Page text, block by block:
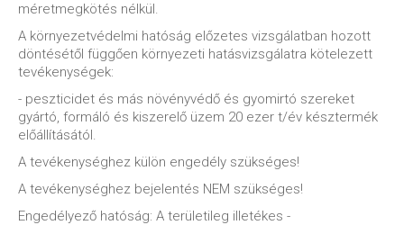
méretmegkötés nélkül.
A környezetvédelmi hatóság előzetes vizsgálatban hozott
döntésétől függően környezeti hatásvizsgálatra kötelezett
tevékenységek:
- peszticidet és más növényvédő és gyomirtó szereket
gyártó, formáló és kiszerelő üzem 20 ezer t/év késztermék
előállításától.
A tevékenységhez külön engedély szükséges!
A tevékenységhez bejelentés NEM szükséges!
Engedélyező hatóság: A területileg illetékes -